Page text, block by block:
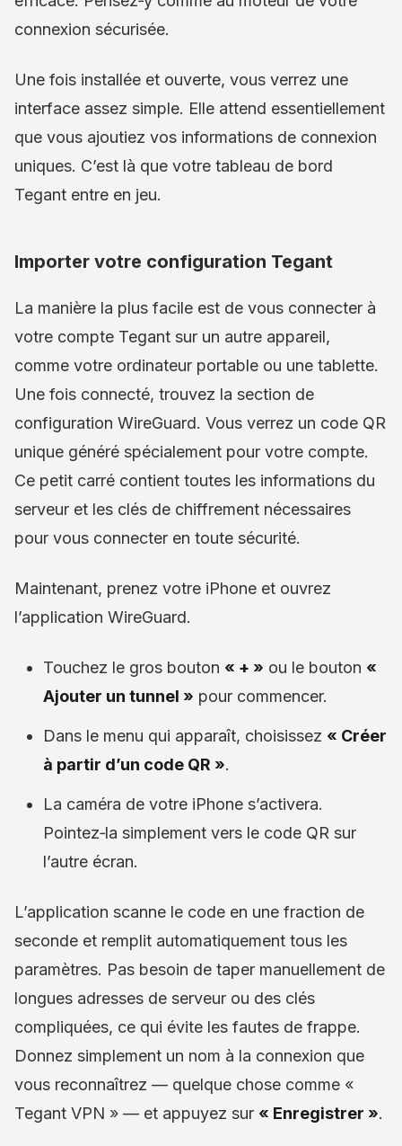
connexion sécurisée.
Une fois installée et ouverte, vous verrez une
interface assez simple. Elle attend essentiellement
que vous ajoutiez vos informations de connexion
uniques. C’est là que votre tableau de bord
Tegant entre en jeu.
Importer votre configuration Tegant
La manière la plus facile est de vous connecter à
votre compte Tegant sur un autre appareil,
comme votre ordinateur portable ou une tablette.
Une fois connecté, trouvez la section de
configuration WireGuard. Vous verrez un code QR
unique généré spécialement pour votre compte.
Ce petit carré contient toutes les informations du
serveur et les clés de chiffrement nécessaires
pour vous connecter en toute sécurité.
Maintenant, prenez votre iPhone et ouvrez
l’application WireGuard.
Touchez le gros bouton « + » ou le bouton «
Ajouter un tunnel » pour commencer.
Dans le menu qui apparaît, choisissez « Créer
à partir d’un code QR ».
La caméra de votre iPhone s’activera.
Pointez‑la simplement vers le code QR sur
l’autre écran.
L’application scanne le code en une fraction de
seconde et remplit automatiquement tous les
paramètres. Pas besoin de taper manuellement de
longues adresses de serveur ou des clés
compliquées, ce qui évite les fautes de frappe.
Donnez simplement un nom à la connexion que
vous reconnaîtrez — quelque chose comme «
Tegant VPN » — et appuyez sur « Enregistrer ».